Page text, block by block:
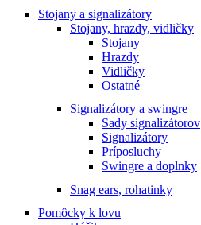
Stojany a signalizátory
Stojany, hrazdy, vidličky
Stojany
Hrazdy
Vidličky
Ostatné
Signalizátory a swingre
Sady signalizátorov
Signalizátory
Príposluchy
Swingre a doplnky
Snag ears, rohatinky
Pomôcky k lovu